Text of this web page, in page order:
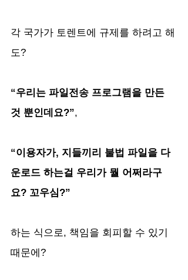
각 국가가 토렌트에 규제를 하려고 해
도?
“우리는 파일전송 프로그램을 만든
것 뿐인데요?”,
“이용자가, 지들끼리 불법 파일을 다
운로드 하는걸 우리가 뭘 어쩌라구
요? 꼬우심?”
하는 식으로, 책임을 회피할 수 있기
때문에?